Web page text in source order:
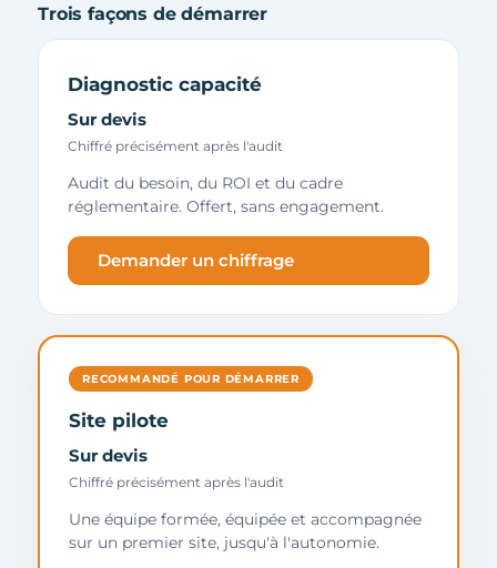
Trois façons de démarrer
Diagnostic capacité
Sur devis
Chiffré précisément après l'audit
Audit du besoin, du ROI et du cadre
réglementaire. Offert, sans engagement.
Demander un chiffrage
RECOMMANDÉ POUR DÉMARRER
Site pilote
Sur devis
Chiffré précisément après l'audit
Une équipe formée, équipée et accompagnée
sur un premier site, jusqu'à l'autonomie.